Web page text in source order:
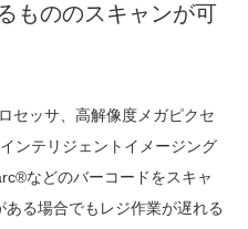
もののスキャンが可
セッサ、高解像度メガピクセ
ンテリジェントイメージング
などのバーコードをスキャ
る場合でもレジ作業が遅れる